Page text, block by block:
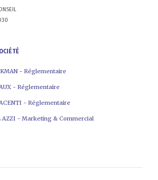
- Réglementaire
- Réglementaire
- Réglementaire
AZZI - Marketing & Commercial